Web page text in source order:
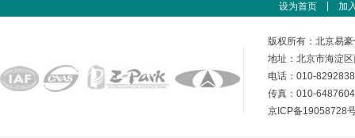
设为首页 加
版权所有：北京易
地址：北京市海淀
电话：010-
传真：010-
京ICP备19058728